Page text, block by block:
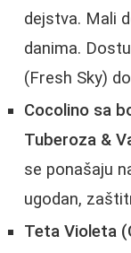
dejstva. Mali
danima.
(Fresh Sky)
Cocolino sa
Tuberoza &
se ponašaju
ugodan,
Teta Violeta